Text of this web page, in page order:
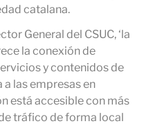
2026
abril 2026
2026
2025
2025
octubre 2025
catalana.
General del CSUC, ‘la
la conexión de
y contenidos de
las empresas en
está accesible con más
tráfico de forma local